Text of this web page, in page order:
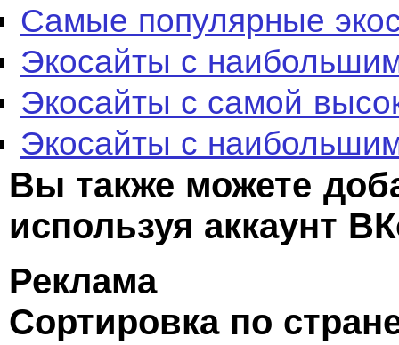
Самые популярные
Экосайты с
Экосайты с самой
Экосайты с
Вы также можете
используя аккаунт
Реклама
Сортировка по